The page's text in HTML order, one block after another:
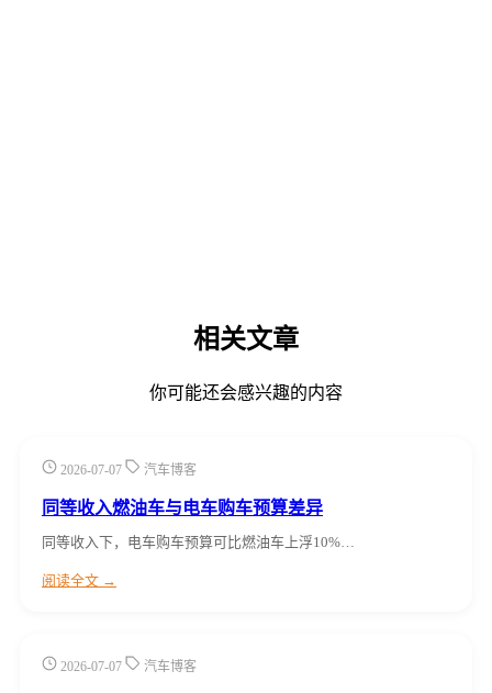
相关文章
你可能还会感兴趣的内容
2026-07-07 汽车博客
同等收入燃油车与电车购车预算差异
同等收入下，电车购车预算可比燃油车上浮10%…
阅读全文 →
2026-07-07 汽车博客